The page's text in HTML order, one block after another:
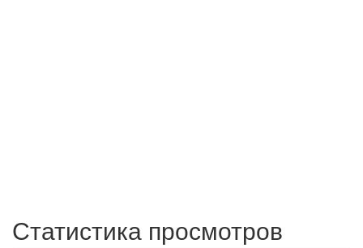
Статистика просмотров